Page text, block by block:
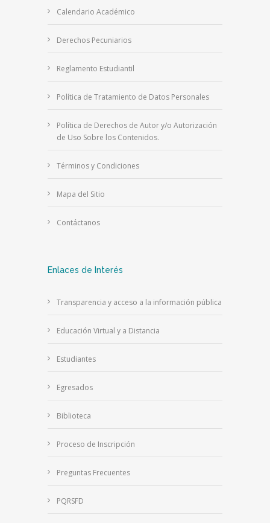
Calendario Académico
Derechos Pecuniarios
Reglamento Estudiantil
Política de Tratamiento de Datos Personales
Política de Derechos de Autor y/o Autorización
de Uso Sobre los Contenidos.
Términos y Condiciones
Mapa del Sitio
Contáctanos
Enlaces de Interés
Transparencia y acceso a la información pública
Educación Virtual y a Distancia
Estudiantes
Egresados
Biblioteca
Proceso de Inscripción
Preguntas Frecuentes
PQRSFD